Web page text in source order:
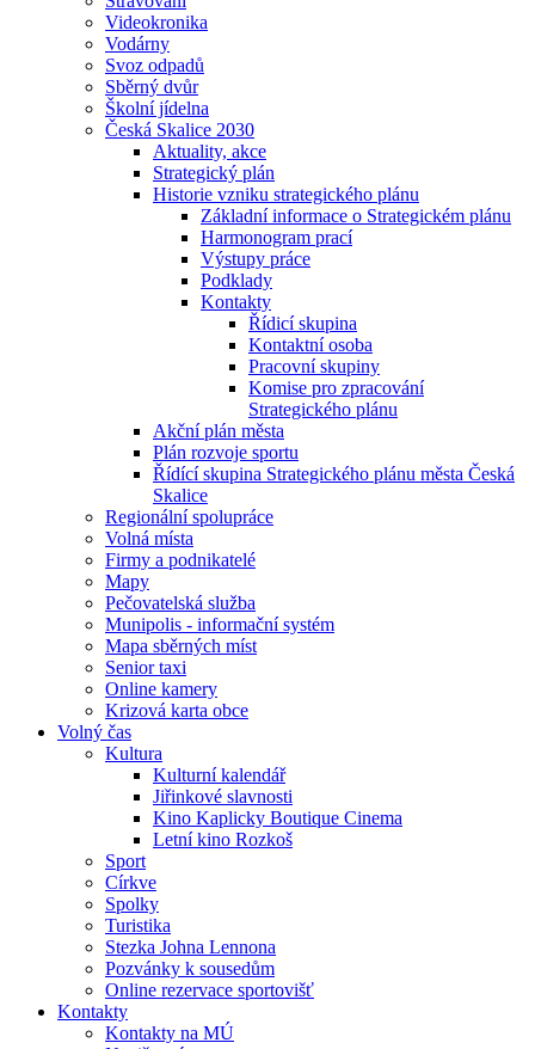
Videokronika
Vodárny
Svoz odpadů
Sběrný dvůr
Školní jídelna
Česká Skalice 2030
Aktuality, akce
Strategický plán
Historie vzniku strategického plánu
Základní informace o Strategickém plánu
Harmonogram prací
Výstupy práce
Podklady
Kontakty
Řídicí skupina
Kontaktní osoba
Pracovní skupiny
Komise pro zpracování
Strategického plánu
Akční plán města
Plán rozvoje sportu
Řídící skupina Strategického plánu města Česká
Skalice
Regionální spolupráce
Volná místa
Firmy a podnikatelé
Mapy
Pečovatelská služba
Munipolis - informační systém
Mapa sběrných míst
Senior taxi
Online kamery
Krizová karta obce
Volný čas
Kultura
Kulturní kalendář
Jiřinkové slavnosti
Kino Kaplicky Boutique Cinema
Letní kino Rozkoš
Sport
Církve
Spolky
Turistika
Stezka Johna Lennona
Pozvánky k sousedům
Online rezervace sportovišť
Kontakty
Kontakty na MÚ